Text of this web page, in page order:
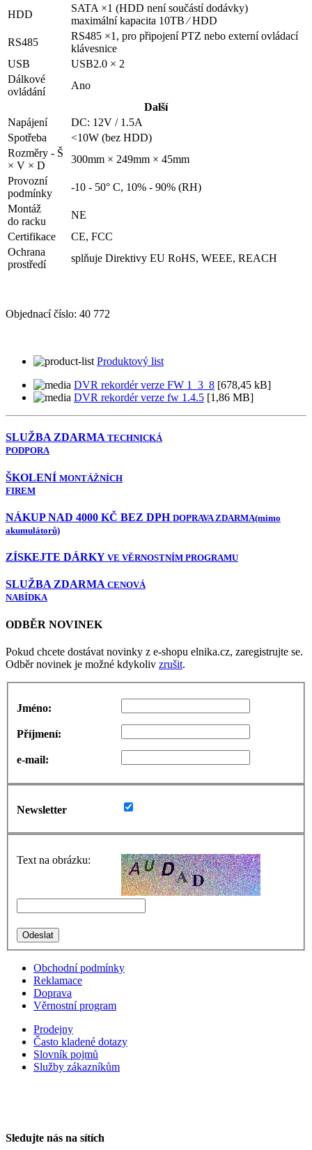
HDD
SATA ×1 (HDD není součástí dodávky)
maximální kapacita 10TB ⁄ HDD
RS485
RS485 ×1, pro připojení PTZ nebo externí ovládací
klávesnice
USB
USB2.0 × 2
Dálkové
ovládání
Ano
Další
Napájení
DC: 12V / 1.5A
Spotřeba
<10W (bez HDD)
Rozměry - Š
× V × D
300mm × 249mm × 45mm
Provozní
podmínky
-10 - 50° C, 10% - 90% (RH)
Montáž
do racku
NE
Certifikace
CE, FCC
Ochrana
prostředí
splňuje Direktivy EU RoHS, WEEE, REACH
Objednací číslo: 40 772
Produktový list
DVR rekordér verze FW 1_3_8 [678,45 kB]
DVR rekordér verze fw 1.4.5 [1,86 MB]
SLUŽBA ZDARMA TECHNICKÁ
PODPORA
ŠKOLENÍ MONTÁŽNÍCH
FIREM
NÁKUP NAD 4000 KČ BEZ DPH DOPRAVA ZDARMA(mimo
akumulátorů)
ZÍSKEJTE DÁRKY VE VĚRNOSTNÍM PROGRAMU
SLUŽBA ZDARMA CENOVÁ
NABÍDKA
ODBĚR NOVINEK
Pokud chcete dostávat novinky z e-shopu elnika.cz, zaregistrujte se.
Odběr novinek je možné kdykoliv zrušit.
Jméno:
Příjmení:
e-mail:
Newsletter
Text na obrázku:
Obchodní podmínky
Reklamace
Doprava
Věrnostní program
Prodejny
Často kladené dotazy
Slovník pojmů
Služby zákazníkům
Sledujte nás na sítích